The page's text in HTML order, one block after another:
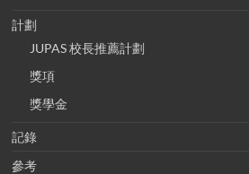
計劃
JUPAS 校長推薦計劃
獎項
獎學金
記錄
參考